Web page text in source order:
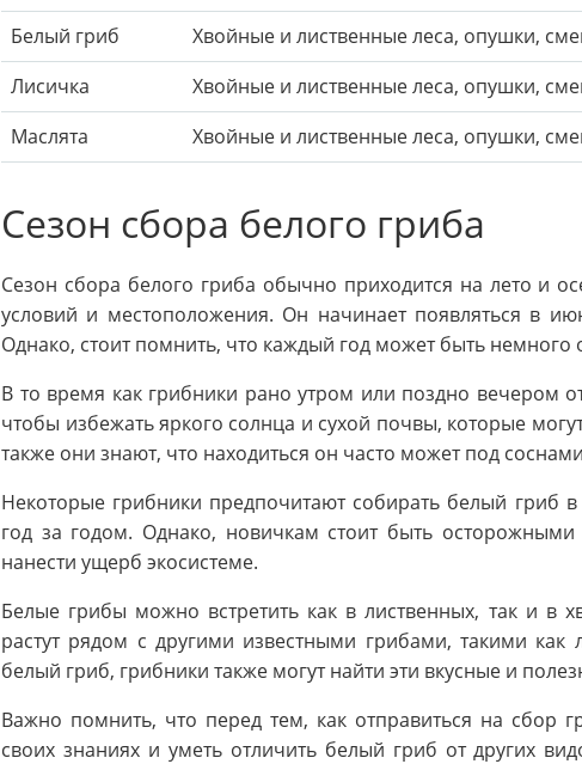
Белый гриб
Хвойные и лиственные леса, опушки,
Лисичка
Хвойные и лиственные леса, опушки,
Маслята
Хвойные и лиственные леса, опушки,
Сезон сбора белого гриба
Сезон сбора белого гриба обычно приходится на лето и
условий и местоположения. Он начинает появляться в
Однако, стоит помнить, что каждый год может быть немного
В то время как грибники рано утром или поздно вечером
чтобы избежать яркого солнца и сухой почвы, которые
также они знают, что находиться он часто может под
Некоторые грибники предпочитают собирать белый гриб в
год за годом. Однако, новичкам стоит быть
нанести ущерб экосистеме.
Белые грибы можно встретить как в лиственных, так и в
растут рядом с другими известными грибами, такими как
белый гриб, грибники также могут найти эти вкусные и
Важно помнить, что перед тем, как отправиться на сбор
своих знаниях и уметь отличить белый гриб от других